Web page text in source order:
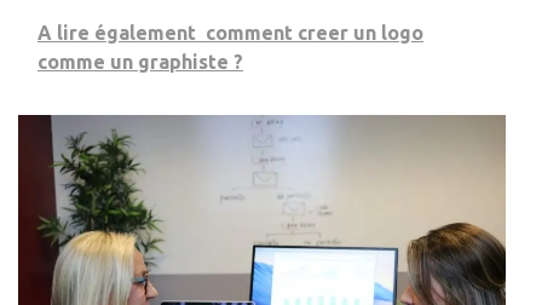
A lire également comment creer un logo
comme un graphiste ?